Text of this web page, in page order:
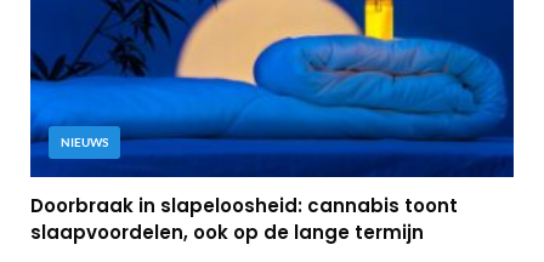
NIEUWS
Doorbraak in slapeloosheid: cannabis toont
slaapvoordelen, ook op de lange termijn